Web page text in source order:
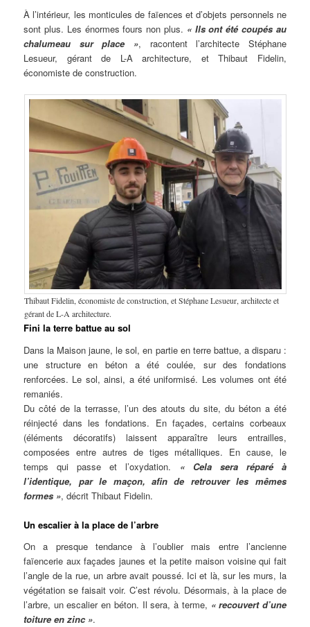
À l’intérieur, les monticules de faïences et d’objets personnels ne
sont plus. Les énormes fours non plus. « Ils ont été coupés au
chalumeau sur place », racontent l’architecte Stéphane
Lesueur, gérant de L-A architecture, et Thibaut Fidelin,
économiste de construction.
Thibaut Fidelin, économiste de construction, et Stéphane Lesueur, architecte et
gérant de L-A architecture.
Fini la terre battue au sol
Dans la Maison jaune, le sol, en partie en terre battue, a disparu :
une structure en béton a été coulée, sur des fondations
renforcées. Le sol, ainsi, a été uniformisé. Les volumes ont été
remaniés.
Du côté de la terrasse, l’un des atouts du site, du béton a été
réinjecté dans les fondations. En façades, certains corbeaux
(éléments décoratifs) laissent apparaître leurs entrailles,
composées entre autres de tiges métalliques. En cause, le
temps qui passe et l’oxydation. « Cela sera réparé à
l’identique, par le maçon, afin de retrouver les mêmes
formes », décrit Thibaut Fidelin.
Un escalier à la place de l’arbre
On a presque tendance à l’oublier mais entre l’ancienne
faïencerie aux façades jaunes et la petite maison voisine qui fait
l’angle de la rue, un arbre avait poussé. Ici et là, sur les murs, la
végétation se faisait voir. C’est révolu. Désormais, à la place de
l’arbre, un escalier en béton. Il sera, à terme, « recouvert d’une
toiture en zinc ».